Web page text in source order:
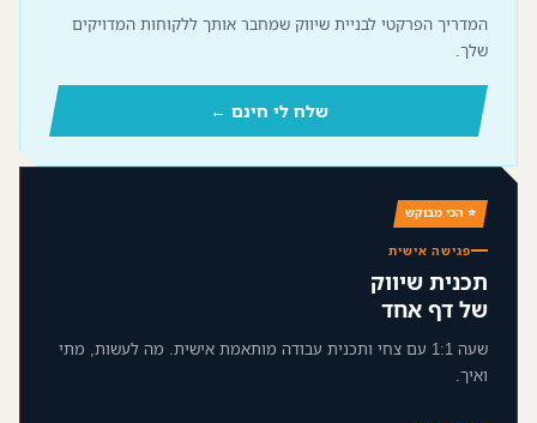
המדריך הפרקטי לבניית שיווק שמחבר אותך ללקוחות המדויקים
שלך.
שלח לי חינם ←
⭐ הכי מבוקש
פגישה אישית
תכנית שיווק
של דף אחד
שעה 1:1 עם צחי ותכנית עבודה מותאמת אישית. מה לעשות, מתי
ואיך.